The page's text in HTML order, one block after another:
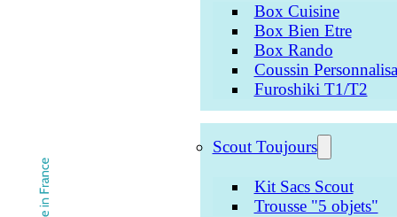
Box Cuisine
Box Bien Etre
Box Rando
Coussin
Furoshiki T1/T2
Scout Toujours
Kit Sacs Scout
Trousse "5 objets"